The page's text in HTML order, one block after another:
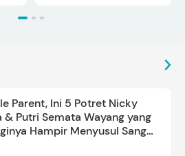
Parent, Ini 5 Potret Nicky
& Putri Semata Wayang yang
Hampir Menyusul Sang